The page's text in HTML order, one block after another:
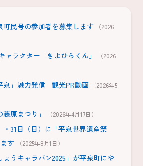
町民号の参加者を募集します
（2026
ャラクター「きよひらくん」
（2026
泉」魅力発信 観光PR動画
（2026年5
原まつり」 （2026年4月17日）
・31日（日）に「平泉世界遺産祭
す
（2025年8月1日）
ょうキャラバン2025」が平泉町にや